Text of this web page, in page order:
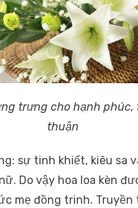
trưng cho hạnh phúc,
thuận
sự tinh khiết, kiêu sa
Do vậy hoa loa kèn
mẹ đồng trinh.